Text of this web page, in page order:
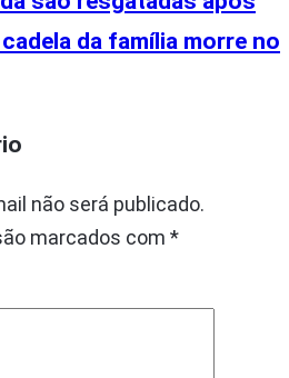
da família morre no
não será publicado.
marcados com *